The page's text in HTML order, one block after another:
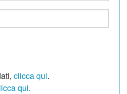
clicca qui.
qui.